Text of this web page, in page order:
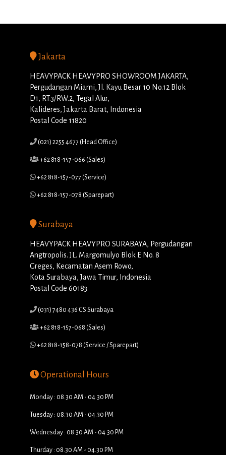
Jakarta
HEAVYPACK HEAVYPRO SHOWROOM JAKARTA,
Pergudangan Miami, Jl. Kayu Besar 10 No.12 Blok
D1, RT.3/RW.2, Tegal Alur,
Kalideres, Jakarta Barat, Indonesia
Postal Code 11820
(021) 2255 4677 (Head Office)
+62 818-157-066 (Sales)
+62 818-157-077 (Service)
+62 818-157-078 (Sparepart)
Surabaya
HEAVYPACK HEAVYPRO SURABAYA, Pergudangan
Angtropolis. JL. Margomulyo Blok E No. 8
Greges, Kecamatan Asem Rowo,
Kota Surabaya, Jawa Timur, Indonesia
Postal Code 60183
(031) 7480 436 CS Surabaya
+62 818-157-068 (Sales)
+62 818-158-078 (Service / Sparepart)
Operational Hours
Monday : 08.30 AM - 04.30 PM
Tuesday : 08.30 AM - 04.30 PM
Wednesday : 08.30 AM - 04.30 PM
Thurday : 08.30 AM - 04.30 PM